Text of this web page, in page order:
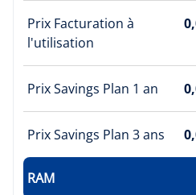
Prix Facturation à
l'utilisation
Prix Savings Plan 1 an
Prix Savings Plan 3 ans
RAM